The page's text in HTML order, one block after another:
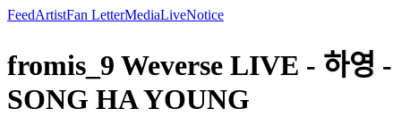
FeedArtistFan LetterMediaLiveNotice
fromis_9 Weverse LIVE - 하영 -
SONG HA YOUNG